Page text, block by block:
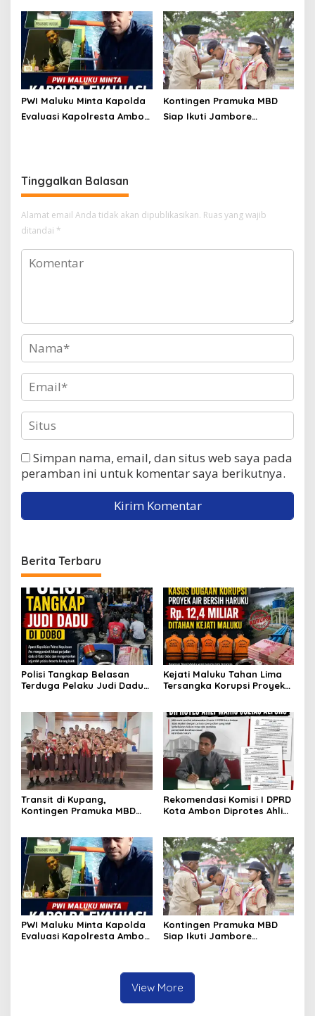
Disambut Hangat Wakil
Wali Kota
Barbara Alfons: Itu Palsu?
PWI Maluku Minta Kapolda
Evaluasi Kapolresta Ambon
Polresta Ambon
Kontingen Pramuka MBD
Siap Ikuti Jambore
Tinggalkan Balasan
Alamat email Anda tidak akan dipublikasikan. Ruas yang wajib
ditandai *
Simpan nama, email, dan situs web saya pada
peramban ini untuk komentar saya berikutnya.
Berita Terbaru
Polisi Tangkap Belasan
Terduga Pelaku Judi Dadu
Selisih Barang Bukti
Kejati Maluku Tahan Lima
Tersangka Korupsi Proyek
Transit di Kupang,
Kontingen Pramuka MBD
Wali Kota
Rekomendasi Komisi I DPRD
Kota Ambon Diprotes Ahli
PWI Maluku Minta Kapolda
Evaluasi Kapolresta Ambon
Kontingen Pramuka MBD
Siap Ikuti Jambore
View More